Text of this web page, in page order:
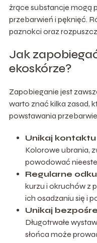
żrące substancje mogą
przebarwień i pęknięć.
paznokci oraz
Jak
ekoskórze?
Zapobieganie jest
warto znać kilka zasad,
powstawania
Unikaj
Kolorowe ubrania,
powodować
Regularne
kurzu i okruchów z
ich osadzaniu się i
Unikaj
Długotrwałe
słońca może